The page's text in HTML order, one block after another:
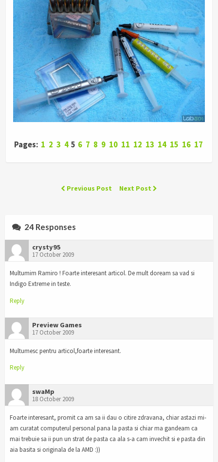
Pages: 1 2 3 4 5 6 7 8 9 10 11 12 13 14 15 16 17
Previous Post Next Post
24 Responses
crysty95
17 October 2009
Multumim Ramiro ! Foarte interesant articol. De mult doream sa vad si
Indigo Extreme in teste.
Reply
Preview Games
17 October 2009
Multumesc pentru articol,foarte interesant.
Reply
swaMp
18 October 2009
Foarte interesant, promit ca am sa ii dau o citire zdravana, chiar astazi mi-
am curatat computerul personal pana la pasta si chiar ma gandeam ca
mai trebuie sa ii pun un strat de pasta ca ala s-a cam invechit si e pasta din
aia basita si originala de la AMD :))